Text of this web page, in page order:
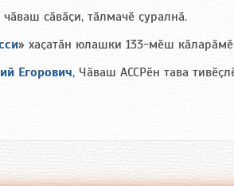
чӑваш сӑвӑҫи, тӑлмачӗ ҫуралнӑ.
» хаҫатӑн юлашки 133-мӗш кӑларӑмӗ
Егорович, Чӑваш АССРӗн тава